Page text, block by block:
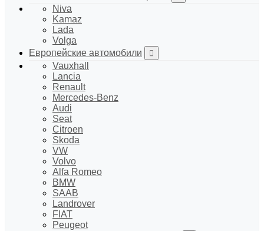
Niva
Kamaz
Lada
Volga
Европейские автомобили
Vauxhall
Lancia
Renault
Mercedes-Benz
Audi
Seat
Citroen
Skoda
VW
Volvo
Alfa Romeo
BMW
SAAB
Landrover
FIAT
Peugeot